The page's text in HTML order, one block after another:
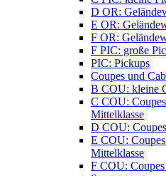
D OR:
E OR:
F OR:
F PIC: große
PIC: Pickups
Coupes und
B COU: kleine
C COU:
Mittelklasse
D COU:
E COU:
Mittelklasse
F COU: